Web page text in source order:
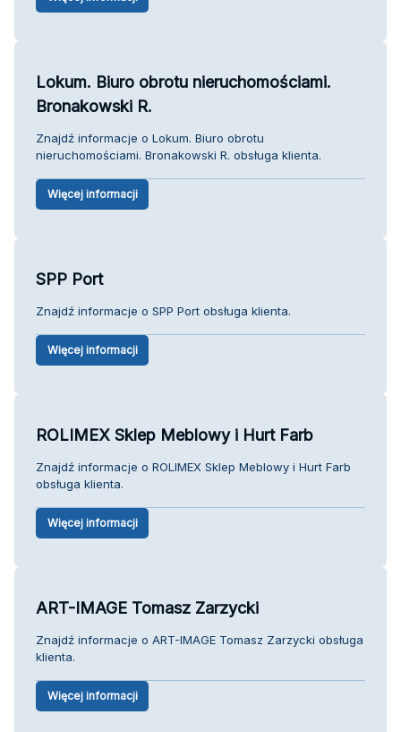
Lokum. Biuro obrotu nieruchomościami.
Bronakowski R.
Znajdź informacje o Lokum. Biuro obrotu
nieruchomościami. Bronakowski R. obsługa klienta.
Więcej informacji
SPP Port
Znajdź informacje o SPP Port obsługa klienta.
Więcej informacji
ROLIMEX Sklep Meblowy i Hurt Farb
Znajdź informacje o ROLIMEX Sklep Meblowy i Hurt Farb
obsługa klienta.
Więcej informacji
ART-IMAGE Tomasz Zarzycki
Znajdź informacje o ART-IMAGE Tomasz Zarzycki obsługa
klienta.
Więcej informacji